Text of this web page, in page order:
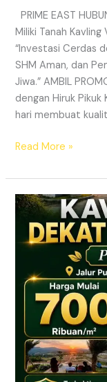
PRIME EAST
Miliki Tanah
“Investasi Cerdas
SHM Aman, dan
Jiwa.” AMBIL
dengan Hiruk
hari membuat
Read More »
Info
Prime
East
Lokasi
Dekat
Tol
Citeureup